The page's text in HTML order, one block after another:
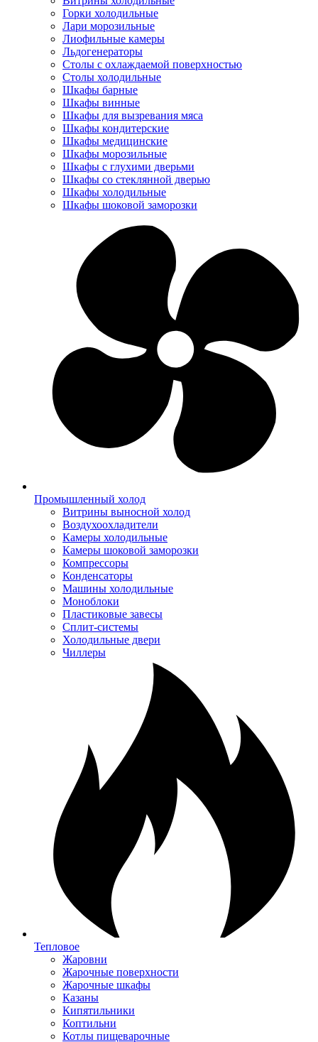
Горки холодильные
Лари морозильные
Лиофильные камеры
Льдогенераторы
Столы с охлаждаемой поверхностью
Столы холодильные
Шкафы барные
Шкафы винные
Шкафы для вызревания мяса
Шкафы кондитерские
Шкафы медицинские
Шкафы морозильные
Шкафы с глухими дверьми
Шкафы со стеклянной дверью
Шкафы холодильные
Шкафы шоковой заморозки
Промышленный холод
Витрины выносной холод
Воздухоохладители
Камеры холодильные
Камеры шоковой заморозки
Компрессоры
Конденсаторы
Машины холодильные
Моноблоки
Пластиковые завесы
Сплит-системы
Холодильные двери
Чиллеры
Тепловое
Жаровни
Жарочные поверхности
Жарочные шкафы
Казаны
Кипятильники
Коптильни
Котлы пищеварочные